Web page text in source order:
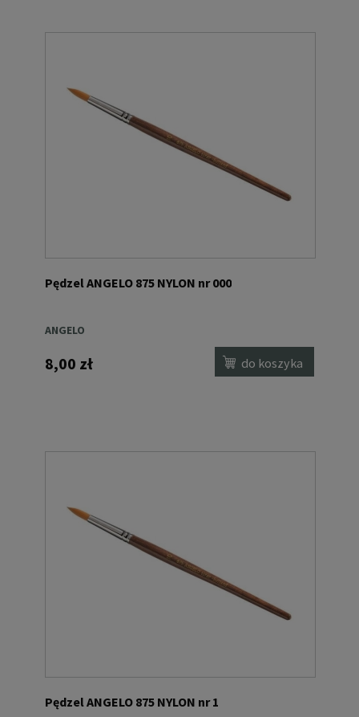
Pędzel ANGELO 875 NYLON nr 000
ANGELO
8,00 zł do koszyka
Pędzel ANGELO 875 NYLON nr 1